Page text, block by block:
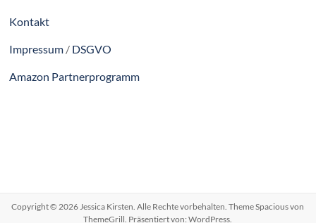
Kontakt
Impressum / DSGVO
Amazon Partnerprogramm
Copyright © 2026 Jessica Kirsten . Alle Rechte vorbehalten. ThemeSpaciousvon
ThemeGrill. Präsentiert von:WordPress